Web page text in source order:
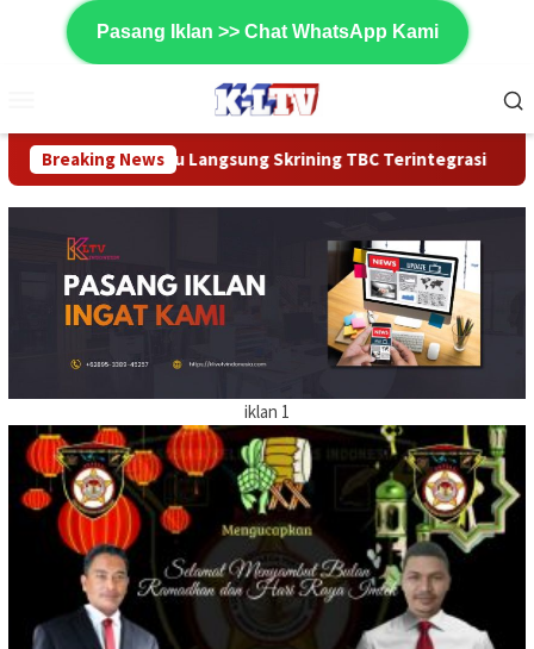
Pasang Iklan >> Chat WhatsApp Kami
Mobile
Breaking News
Skrining TBC Terintegrasi Polemik Perizinan
iklan 1